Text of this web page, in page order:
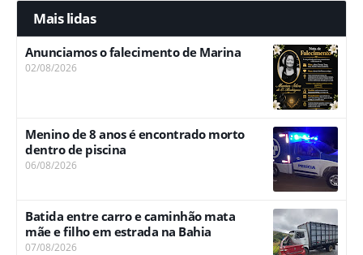
Mais lidas
Anunciamos o falecimento de Marina
02/08/2026
Menino de 8 anos é encontrado morto
dentro de piscina
06/08/2026
Batida entre carro e caminhão mata
mãe e filho em estrada na Bahia
07/08/2026